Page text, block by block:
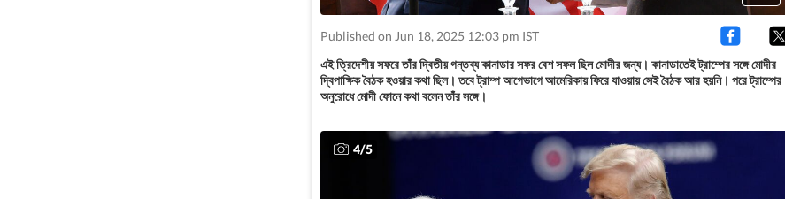
Published on Jun 18, 2025 12:03 pm IST
এই ত্রিদেশীয় সফরে তাঁর দ্বিতীয় গন্তব্য কানাডার সফর বেশ সফল ছিল মোদীর জন্য। কানাডাতেই ট্রাম্পের সঙ্গে মোদীর
দ্বিপাক্ষিক বৈঠক হওয়ার কথা ছিল। তবে ট্রাম্প আগেভাগে আমেরিকায় ফিরে যাওয়ায় সেই বৈঠক আর হয়নি। পরে ট্রাম্পের
অনুরোধে মোদী ফোনে কথা বলেন তাঁর সঙ্গে।
4/5